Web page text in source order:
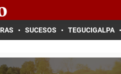
SUCESOS TEGUCIGALPA